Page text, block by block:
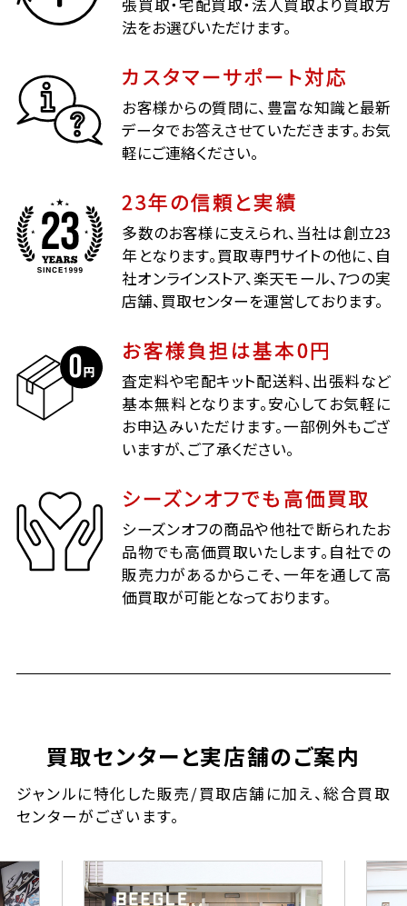
張買取・宅配買取・法人買取より買取方
法をお選びいただけます。
カスタマーサポート対応
お客様からの質問に、豊富な知識と最新
データでお答えさせていただきます。お気
軽にご連絡ください。
23年の信頼と実績
多数のお客様に支えられ、当社は創立23
年となります。買取専門サイトの他に、自
社オンラインストア、楽天モール、7つの実
店舗、買取センターを運営しております。
お客様負担は基本0円
査定料や宅配キット配送料、出張料など
基本無料となります。安心してお気軽に
お申込みいただけます。一部例外もござ
いますが、ご了承ください。
シーズンオフでも高価買取
シーズンオフの商品や他社で断られたお
品物でも高価買取いたします。自社での
販売力があるからこそ、一年を通して高
価買取が可能となっております。
買取センターと実店舗のご案内
ジャンルに特化した販売/買取店舗に加え、総合買取
センターがございます。